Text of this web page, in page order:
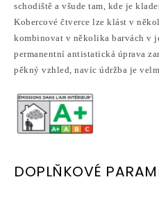
schodiště a všude tam, kde je
Kobercové čtverce lze klást v
kombinovat v několika barvách v
permanentní antistatická úprava
pěkný vzhled, navíc údržba je
DOPLŇKOVÉ